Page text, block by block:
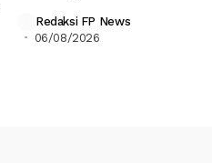
Redaksi FP News
06/08/2026